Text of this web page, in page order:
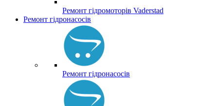
Ремонт гідромоторів Vaderstad
Ремонт гідронасосів
Ремонт гідронасосів